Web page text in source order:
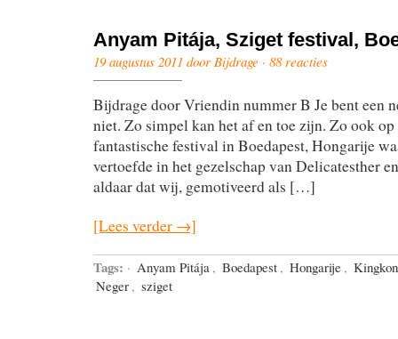
Anyam Pitája, Sziget festival,
19 augustus 2011 door Bijdrage · 88 reacties
Bijdrage door Vriendin nummer B Je bent een
niet. Zo simpel kan het af en toe zijn. Zo ook op
fantastische festival in Boedapest, Hongarije
vertoefde in het gezelschap van Delicatesther
aldaar dat wij, gemotiveerd als […]
[Lees verder →]
Tags: · Anyam Pitája , Boedapest , Hongarije ,
Neger , sziget